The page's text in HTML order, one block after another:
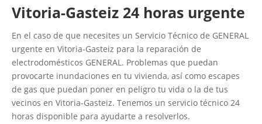
Vitoria-Gasteiz 24 horas urgente
En el caso de que necesites un Servicio Técnico de GENERAL
urgente en Vitoria-Gasteiz para la reparación de
electrodomésticos GENERAL. Problemas que puedan
provocarte inundaciones en tu vivienda, así como escapes
de gas que puedan poner en peligro tu vida o la de tus
vecinos en Vitoria-Gasteiz. Tenemos un servicio técnico 24
horas disponible para ayudarte a resolverlos.